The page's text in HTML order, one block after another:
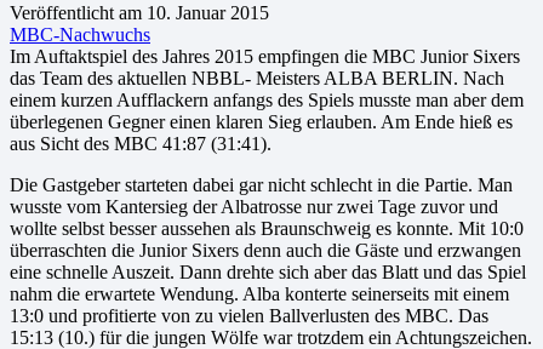
Veröffentlicht am 10. Januar 2015
MBC-Nachwuchs
Im Auftaktspiel des Jahres 2015 empfingen die MBC Junior Sixers
das Team des aktuellen NBBL- Meisters ALBA BERLIN. Nach
einem kurzen Aufflackern anfangs des Spiels musste man aber dem
überlegenen Gegner einen klaren Sieg erlauben. Am Ende hieß es
aus Sicht des MBC 41:87 (31:41).
Die Gastgeber starteten dabei gar nicht schlecht in die Partie. Man
wusste vom Kantersieg der Albatrosse nur zwei Tage zuvor und
wollte selbst besser aussehen als Braunschweig es konnte. Mit 10:0
überraschten die Junior Sixers denn auch die Gäste und erzwangen
eine schnelle Auszeit. Dann drehte sich aber das Blatt und das Spiel
nahm die erwartete Wendung. Alba konterte seinerseits mit einem
13:0 und profitierte von zu vielen Ballverlusten des MBC. Das
15:13 (10.) für die jungen Wölfe war trotzdem ein Achtungszeichen.